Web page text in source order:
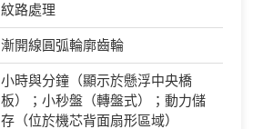
紋路處理
漸開線圓弧輪廓齒輪
小時與分鐘（顯示於懸浮中央橋
板）；小秒盤（轉盤式）；動力儲
存（位於機芯背面扇形區域）